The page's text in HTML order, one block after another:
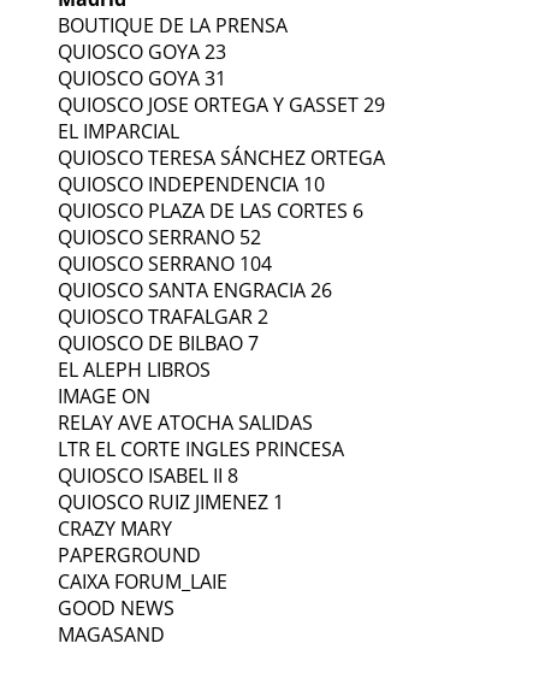
BOUTIQUE DE LA PRENSA
QUIOSCO GOYA 23
QUIOSCO GOYA 31
QUIOSCO JOSE ORTEGA Y GASSET 29
EL IMPARCIAL
QUIOSCO TERESA SÁNCHEZ ORTEGA
QUIOSCO INDEPENDENCIA 10
QUIOSCO PLAZA DE LAS CORTES 6
QUIOSCO SERRANO 52
QUIOSCO SERRANO 104
QUIOSCO SANTA ENGRACIA 26
QUIOSCO TRAFALGAR 2
QUIOSCO DE BILBAO 7
EL ALEPH LIBROS
IMAGE ON
RELAY AVE ATOCHA SALIDAS
LTR EL CORTE INGLES PRINCESA
QUIOSCO ISABEL II 8
QUIOSCO RUIZ JIMENEZ 1
CRAZY MARY
PAPERGROUND
CAIXA FORUM_LAIE
GOOD NEWS
MAGASAND